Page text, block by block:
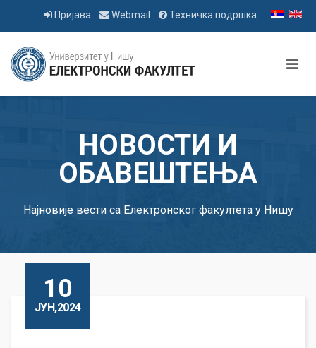
Пријава Webmail Техничка подршка
НОВОСТИ И
ОБАВЕШТЕЊА
Најновије вести са Електронског факултета у Нишу
10
ЈУН,2024